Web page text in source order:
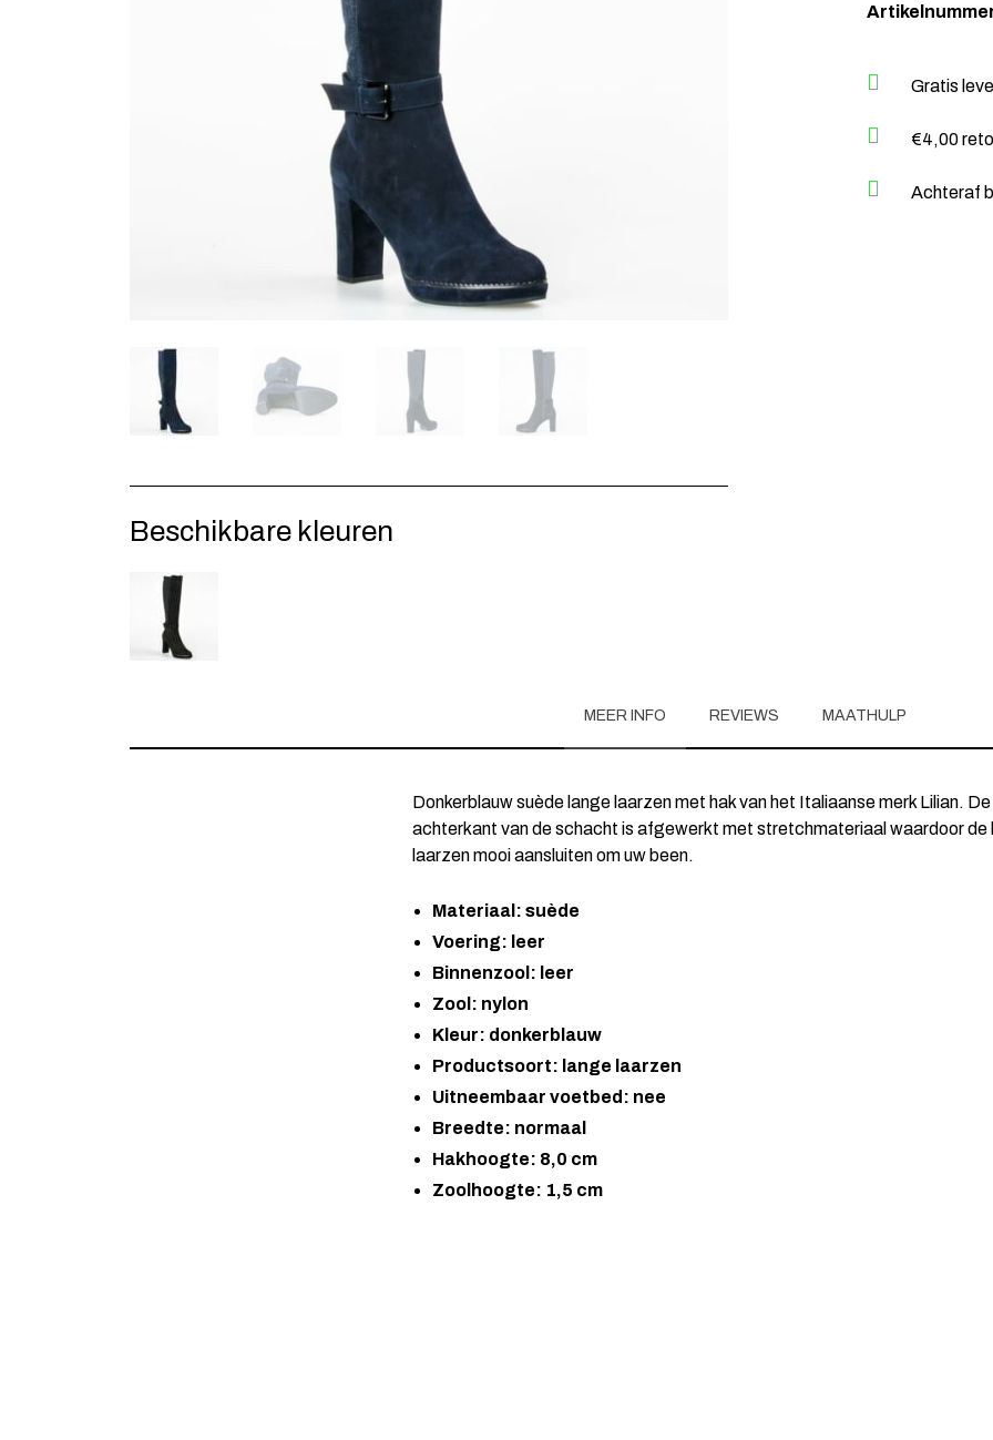
Beschikbare kleuren
Gratis
€4,00
Achteraf
MEER INFO REVIEWS MAATHULP
Donkerblauw suède lange laarzen met hak van het Italiaanse merk Lilian. De
achterkant van de schacht is afgewerkt met stretchmateriaal waardoor de
laarzen mooi aansluiten om uw been.
Materiaal: suède
Voering: leer
Binnenzool: leer
Zool: nylon
Kleur: donkerblauw
Productsoort: lange laarzen
Uitneembaar voetbed: nee
Breedte: normaal
Hakhoogte: 8,0 cm
Zoolhoogte: 1,5 cm